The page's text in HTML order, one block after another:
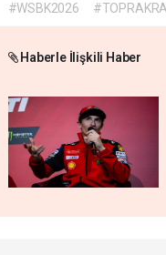
#WSBK2026
Haberle İlişkili Haber